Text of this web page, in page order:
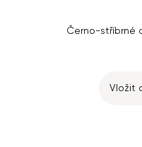
Černo-stříbrné
Vložit